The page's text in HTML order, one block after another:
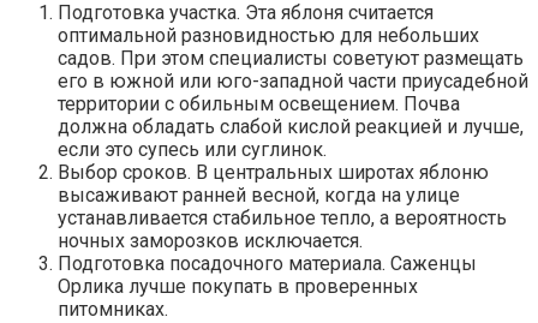
Подготовка участка. Эта яблоня считается
оптимальной разновидностью для небольших
садов. При этом специалисты советуют размещать
его в южной или юго-западной части приусадебной
территории с обильным освещением. Почва
должна обладать слабой кислой реакцией и лучше,
если это супесь или суглинок.
Выбор сроков. В центральных широтах яблоню
высаживают ранней весной, когда на улице
устанавливается стабильное тепло, а вероятность
ночных заморозков исключается.
Подготовка посадочного материала. Саженцы
Орлика лучше покупать в проверенных
питомниках.